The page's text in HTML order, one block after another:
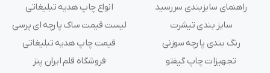
راهنمای سایزبندی سررسید
سایز بندی تیشرت
رنگ بندی پارچه سوزنی
تجهیزات چاپ گیفتو
انواع چاپ هدیه تبلیغاتی
لیست قیمت ساک پارچه ای پرسی
قیمت چاپ هدیه تبلیغاتی
فروشگاه قلم ایران پنز